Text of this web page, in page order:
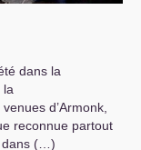
dans la
la
d’Armonk,
reconnue partout
dans (…)